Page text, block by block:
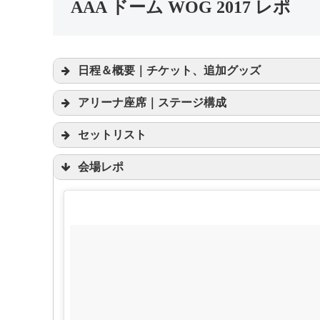
AAA ドーム WOG 2017 レポ
日程＆概要｜チケット、追加グッズ
アリーナ座席｜ステージ構成
セットリスト
会場レポ